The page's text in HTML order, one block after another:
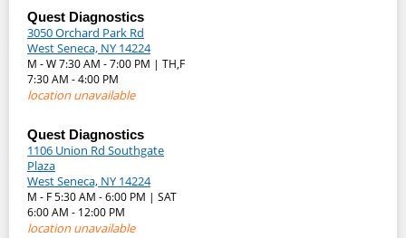
Quest Diagnostics
3050 Orchard Park Rd
West Seneca, NY 14224
M - W 7:30 AM - 7:00 PM | TH,F
7:30 AM - 4:00 PM
location unavailable
Quest Diagnostics
1106 Union Rd Southgate
Plaza
West Seneca, NY 14224
M - F 5:30 AM - 6:00 PM | SAT
6:00 AM - 12:00 PM
location unavailable